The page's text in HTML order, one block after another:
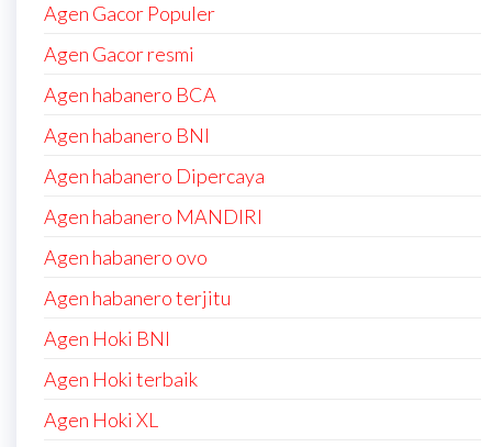
Agen Gacor Populer
Agen Gacor resmi
Agen habanero BCA
Agen habanero BNI
Agen habanero Dipercaya
Agen habanero MANDIRI
Agen habanero ovo
Agen habanero terjitu
Agen Hoki BNI
Agen Hoki terbaik
Agen Hoki XL